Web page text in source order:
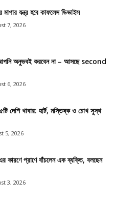
যন্ত্র হবে কাফলেস ডিভাইস
7, 2026
আপনি অনুভবই করবেন না – আসছে second
6, 2026
দেশি খাবার: হার্ট, মস্তিষ্ক ও চোখ সুস্থ
5, 2026
প্রাণে বাঁচলেন এক ব্যক্তি, বলছেন
3, 2026